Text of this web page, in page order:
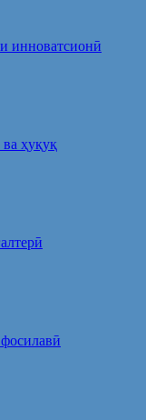
инноватсионӣ
ҳуқуқ